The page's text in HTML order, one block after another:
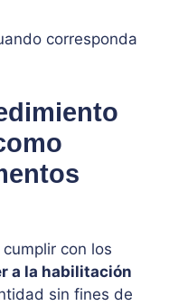
corresponda
con los
a la habilitación
sin fines de